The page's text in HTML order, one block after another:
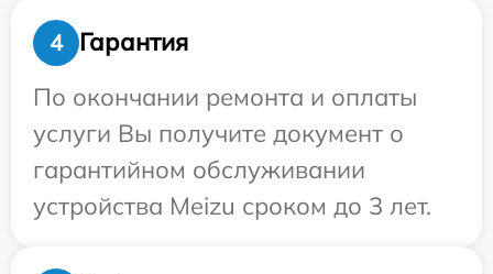
4
Гарантия
По окончании ремонта и оплаты
услуги Вы получите документ о
гарантийном обслуживании
устройства Meizu сроком до 3 лет.